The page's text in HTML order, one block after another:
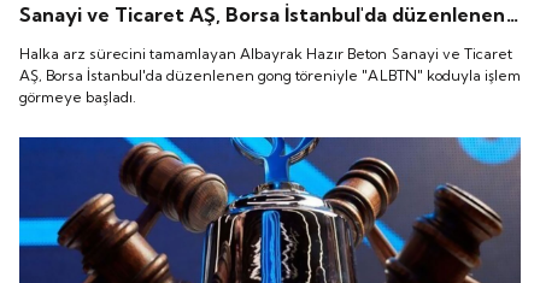
Sanayi ve Ticaret AŞ, Borsa İstanbul'da düzenlenen
gong töreniyle "ALBTN" koduyla işlem görmeye
başladı.
Halka arz sürecini tamamlayan Albayrak Hazır Beton Sanayi ve Ticaret
AŞ, Borsa İstanbul'da düzenlenen gong töreniyle "ALBTN" koduyla işlem
görmeye başladı.